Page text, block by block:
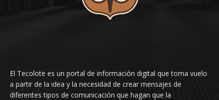
El Tecolote es un portal de información digital que toma vuelo
a partir de la idea y la necesidad de crear mensajes de
diferentes tipos de comunicación que hagan que la